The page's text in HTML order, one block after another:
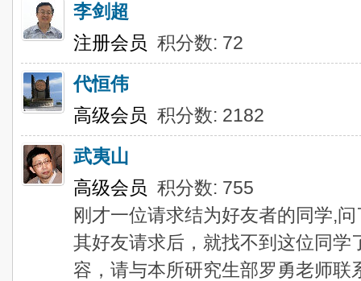
李剑超
注册会员 积分数: 72
代恒伟
高级会员 积分数: 2182
武夷山
高级会员 积分数: 755
刚才一位请求结为好友者的同学,
其好友请求后，就找不到这位同
容，请与本所研究生部罗勇老师联